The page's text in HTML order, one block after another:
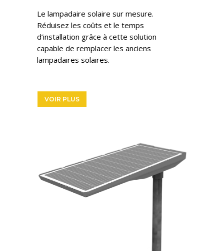
Le lampadaire solaire sur mesure.
Réduisez les coûts et le temps
d’installation grâce à cette solution
capable de remplacer les anciens
lampadaires solaires.
VOIR PLUS